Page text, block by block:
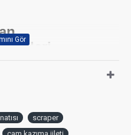
algleri
mıknatıslar
kolayca alıp
scraper